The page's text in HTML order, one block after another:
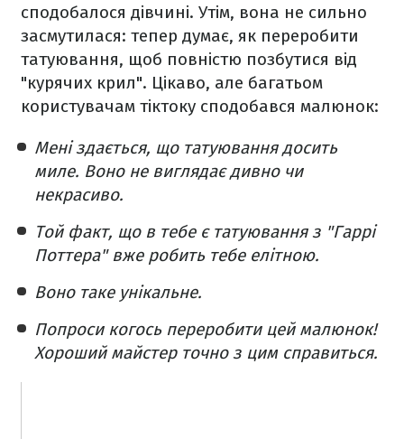
сподобалося дівчині. Утім, вона не сильно
засмутилася: тепер думає, як переробити
татуювання, щоб повністю позбутися від
"курячих крил". Цікаво, але багатьом
користувачам тіктоку сподобався малюнок:
Мені здається, що татуювання досить
миле. Воно не виглядає дивно чи
некрасиво.
Той факт, що в тебе є татуювання з "Гаррі
Поттера" вже робить тебе елітною.
Воно таке унікальне.
Попроси когось переробити цей малюнок!
Хороший майстер точно з цим справиться.